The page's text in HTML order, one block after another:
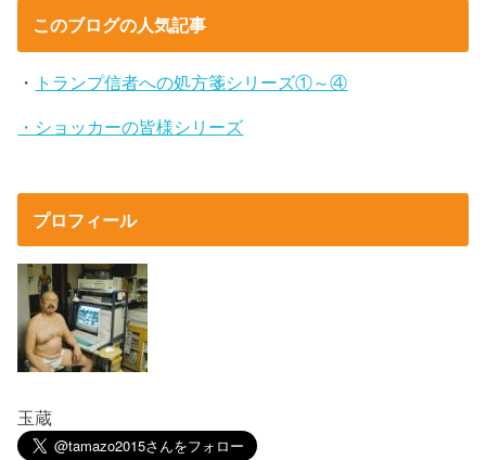
このブログの人気記事
・ トランプ信者への処方箋シリーズ①～④
・ショッカーの皆様シリーズ
プロフィール
玉蔵